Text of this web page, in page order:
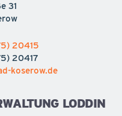
31
20415
20417
koserow.de
LODDIN